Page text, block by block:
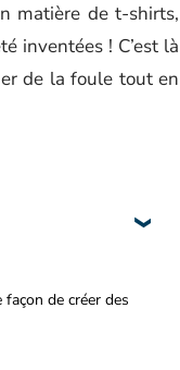
matière de t-shirts,
inventées ! C’est là
de la foule tout en
de créer des